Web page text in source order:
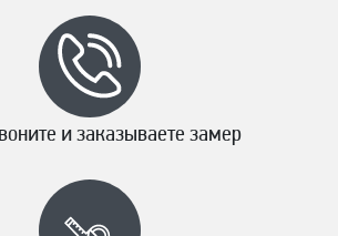
и заказываете замер